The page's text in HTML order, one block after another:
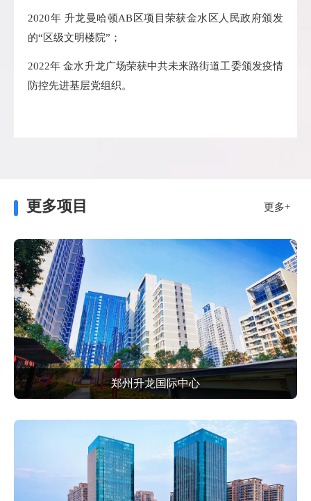
2020年 升龙曼哈顿AB区项目荣获金水区人民政府颁发
的“区级文明楼院”；
2022年 金水升龙广场荣获中共未来路街道工委颁发疫情
防控先进基层党组织。
更多项目 更多+
郑州升龙国际中心